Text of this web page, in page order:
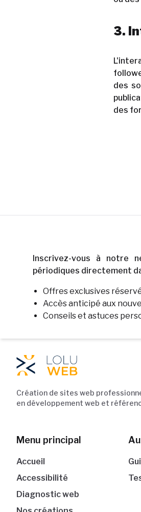
3.
des
des
Inscrivez-vous à notre
périodiques directement
Offres exclusives
Accès anticipé aux
Conseils et astuces
Navigation du
Création de sites web
en développement web et
Menu principal
Accueil
Accessibilité
Diagnostic web